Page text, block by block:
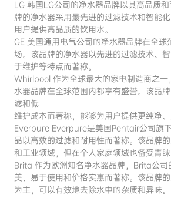
LG 韩国LG公司的净水器品牌以其高品质
牌的净水器采用最先进的过滤技术和智能
用户提供高品质的饮用水。
GE 美国通用电气公司的净水器品牌在全球
场。该品牌的净水器以先进的过滤技术、
于维护等特点而著称。
Whirlpool 作为全球最大的家电制造商之
水器品牌在全球范围内都享有盛誉。该品
滤和低
维护成本而著称，能够为用户提供更纯净、
Everpure Everpure是美国Pentair公司旗
品以高效的过滤和耐用性而著称。该品牌
和工业领域，但在个人家庭领域也备受青睐
Brita 作为欧洲知名净水器品牌，Brita公司
美、易于使用和价格实惠而著称。该品牌
为主，可以有效地去除水中的杂质和异味。